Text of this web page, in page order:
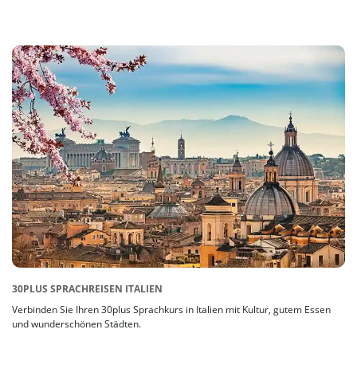
30PLUS SPRACHREISEN ITALIEN
Verbinden Sie Ihren 30plus Sprachkurs in Italien mit Kultur, gutem Essen
und wunderschönen Städten.